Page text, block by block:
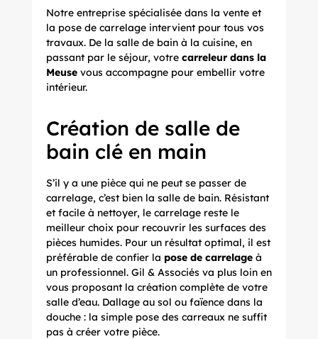
Notre entreprise spécialisée dans la vente et
la pose de carrelage intervient pour tous vos
travaux. De la salle de bain à la cuisine, en
passant par le séjour, votre carreleur dans la
Meusevous accompagne pour embellir votre
intérieur.
Création de salle de
bain clé en main
S’il y a une pièce qui ne peut se passer de
carrelage, c’est bien la salle de bain. Résistant
et facile à nettoyer, le carrelage reste le
meilleur choix pour recouvrir les surfaces des
pièces humides. Pour un résultat optimal, il est
préférable de confier la pose de carrelageà
un professionnel. Gil & Associés va plus loin en
vous proposant la création complète de votre
salle d’eau. Dallage au sol ou faïence dans la
douche : la simple pose des carreaux ne suffit
pas à créer votre pièce.